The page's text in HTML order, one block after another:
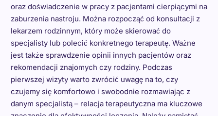
oraz doświadczenie w pracy z pacjentami cierpiącymi na
zaburzenia nastroju. Można rozpocząć od konsultacji z
lekarzem rodzinnym, który może skierować do
specjalisty lub polecić konkretnego terapeutę. Ważne
jest także sprawdzenie opinii innych pacjentów oraz
rekomendacji znajomych czy rodziny. Podczas
pierwszej wizyty warto zwrócić uwagę na to, czy
czujemy się komfortowo i swobodnie rozmawiając z
danym specjalistą – relacja terapeutyczna ma kluczowe